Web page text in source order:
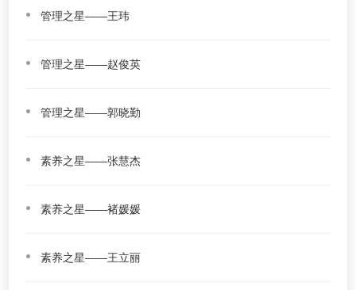
管理之星——王玮
管理之星——赵俊英
管理之星——郭晓勤
素养之星——张慧杰
素养之星——褚媛媛
素养之星——王立丽